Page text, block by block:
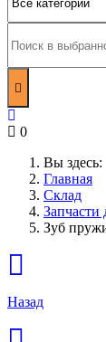
0
Вы здесь:
Главная
Склад
Запчасти
Зуб
Назад